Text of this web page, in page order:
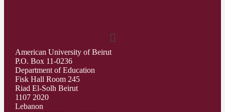
American University of Beirut
P.O. Box 11-0236
Department of Education
Fisk Hall Room 245
Riad El-Solh Beirut
1107 2020
Lebanon